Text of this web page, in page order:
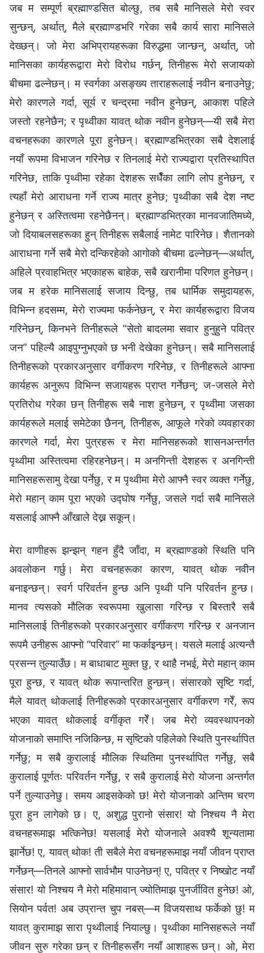
जब म सम्पूर्ण ब्रह्माण्डसित बोल्छु, तब सबै मानिसले मेरो स्वर
सुन्छन्, अर्थात्, मैले ब्रह्माण्डभरि गरेका सबै कार्य सारा मानिसले
देख्छन्। जो मेरा अभिप्रायहरूका विरुद्धमा जान्छन्, अर्थात्, जो
मानिसका कार्यहरूद्वारा मेरो विरोध गर्छन्, तिनीहरू मेरो सजायको
बीचमा ढल्नेछन्। म स्वर्गका असङ्ख्य ताराहरूलाई नवीन बनाउनेछु;
मेरो कारणले गर्दा, सूर्य र चन्द्रमा नवीन हुनेछन्, आकाश पहिले
जस्तो रहनेछैन; र पृथ्वीका यावत् थोक नवीन हुनेछन्—यी सबै मेरा
वचनहरूका कारणले पूरा हुनेछन्। ब्रह्माण्डभित्रका सबै देशलाई
नयाँ रूपमा विभाजन गरिनेछ र तिनलाई मेरो राज्यद्वारा प्रतिस्थापित
गरिनेछ, ताकि पृथ्वीमा रहेका देशहरू सधैँका लागि लोप हुनेछन्, र
त्यहाँ मेरो आराधना गर्ने राज्य मात्र हुनेछ; पृथ्वीका सबै देश नष्ट
हुनेछन् र अस्तित्वमा रहनेछैनन्। ब्रह्माण्डभित्रका मानवजातिमध्ये,
जो दियाबलसहरूका हुन् तिनीहरू सबैलाई नामेट पारिनेछ। शैतानको
आराधना गर्ने सबै मेरो दन्किरहेको आगोको बीचमा ढल्नेछन्—अर्थात्,
अहिले प्रवाहभित्र भएकाहरू बाहेक, सबै खरानीमा परिणत हुनेछन्।
जब म हरेक मानिसलाई सजाय दिन्छु, तब धार्मिक समुदायहरू,
विभिन्न हदसम्म, मेरो राज्यमा फर्कनेछन्, र मेरा कार्यहरूद्वारा विजय
गरिनेछन्, किनभने तिनीहरूले “सेतो बादलमा सवार हुनुहुने पवित्र
जन” पहिल्यै आइपुग्नुभएको छ भनी देखेका हुनेछन्। सबै मानिसलाई
तिनीहरूको प्रकारअनुसार वर्गीकरण गरिनेछ, र तिनीहरूले आफ्ना
कार्यहरू अनुरूप विभिन्न सजायहरू प्राप्त गर्नेछन्; ज-जसले मेरो
प्रतिरोध गरेका छन् तिनीहरू सबै नाश हुनेछन्, र पृथ्वीमा जसका
कार्यहरूले मलाई समेटेका छैनन्, तिनीहरू, आफूले गरेको व्यवहारका
कारणले गर्दा, मेरा पुत्रहरू र मेरा मानिसहरूको शासनअन्तर्गत
पृथ्वीमा अस्तित्वमा रहिरहनेछन्। म अनगिन्ती देशहरू र अनगिन्ती
मानिसहरूसामु देखा पर्नेछु, र म पृथ्वीमा मेरो आफ्नै स्वर व्यक्त गर्नेछु,
मेरो महान् काम पूरा भएको उद्घोष गर्नेछु, जसले गर्दा सबै मानिसले
यसलाई आफ्नै आँखाले देख्न सकून्।
मेरा वाणीहरू झन्झन् गहन हुँदै जाँदा, म ब्रह्माण्डको स्थिति पनि
अवलोकन गर्छु। मेरा वचनहरूका कारण, यावत् थोक नवीन
बनाइन्छन्। स्वर्ग परिवर्तन हुन्छ अनि पृथ्वी पनि परिवर्तन हुन्छ।
मानव त्यसको मौलिक स्वरूपमा खुलासा गरिन्छ र बिस्तारै सबै
मानिसलाई तिनीहरूको प्रकारअनुसार वर्गीकरण गरिन्छ र अनजान
रूपमै उनीहरू आफ्‍नो “परिवार” मा फर्काइन्छन्। यसले मलाई अत्यन्तै
प्रसन्न तुल्याउँछ। म बाधाबाट मुक्त छु, र थाहै नभई, मेरो महान् काम
पूरा हुन्छ, र यावत् थोक रूपान्तरित हुन्छन्। संसारको सृष्टि गर्दा,
मैले यावत् थोकलाई तिनीहरूको प्रकारअनुसार वर्गीकरण गरेँ, रूप
भएका यावत् थोकलाई वर्गीकृत गरेँ। जब मेरो व्यवस्थापनको
योजनाको समाप्ति नजिकिन्छ, म सृष्टिको पहिलेको स्थिति पुनर्स्थापित
गर्नेछु; म सबै कुरालाई मौलिक स्थितिमा पुनर्स्थापित गर्नेछु, सबै
कुरालाई पूर्णतः परिवर्तन गर्नेछु, र सबै कुरालाई मेरो योजना अन्तर्गत
पर्ने तुल्याउनेछु। समय आइसकेको छ! मेरो योजनाको अन्तिम चरण
पूरा हुन लागेको छ। ए, अशुद्ध पुरानो संसार! यो निश्‍चय नै मेरा
वचनहरूमाझ भत्किनेछ! यसलाई मेरो योजनाले अवश्यै शून्यतामा
झार्नेछ! ए, यावत् थोक! ती सबैले मेरा वचनहरूमाझ नयाँ जीवन प्राप्त
गर्नेछन्—तिनले आफ्नो सार्वभौम पाउनेछन्! ए, पवित्र र निष्खोट नयाँ
संसार! यो निश्चय नै मेरो महिमावान् ज्योतिमाझ पुनर्जीवित हुनेछ! ओ,
सियोन पर्वत! अब उप्रान्त चुप नबस्—म विजयसाथ फर्केको छु! म
यावत् कुरामाझ सारा पृथ्वीलाई नियाल्छु। पृथ्वीका मानिसहरूले नयाँ
जीवन सुरु गरेका छन् र तिनीहरूसँग नयाँ आशाहरू छन्। ओ, मेरा